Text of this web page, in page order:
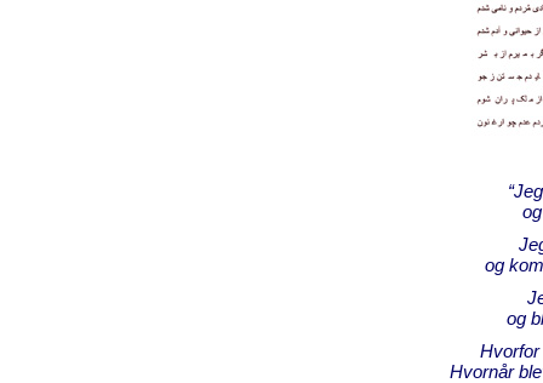
og
og
Hvorfor
Hvornår